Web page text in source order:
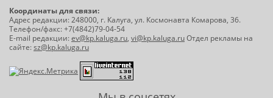
Координаты для связи:
Адрес редакции: 248000, г. Калуга, ул. Космонавта Комарова, 36.
Телефон/факс: +7(4842)79-04-54
E-mail редакции:ev@kp.kaluga.ru, vi@kp.kaluga.ruОтдел рекламы на
сайте:sz@kp.kaluga.ru